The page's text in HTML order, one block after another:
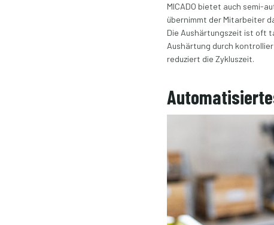
MICADO bietet auch semi-
übernimmt der Mitarbeiter
Die Aushärtungszeit ist oft
Aushärtung durch
reduziert die Zykluszeit.